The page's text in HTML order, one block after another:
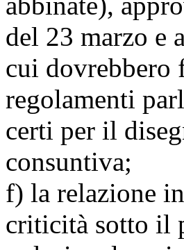
del 23 marzo e
cui dovrebbero
regolamenti
certi per il
consuntiva;
f) la relazione
criticità sotto il